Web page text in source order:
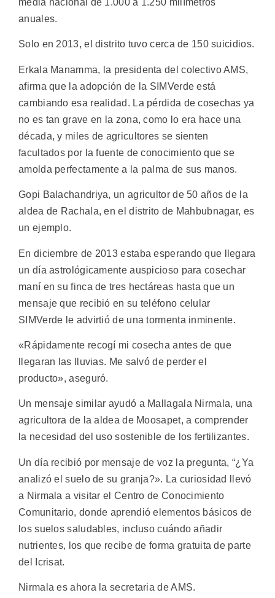
media nacional de 1.000 a 1.250 milímetros
anuales.
Solo en 2013, el distrito tuvo cerca de 150 suicidios.
Erkala Manamma, la presidenta del colectivo AMS,
afirma que la adopción de la SIMVerde está
cambiando esa realidad. La pérdida de cosechas ya
no es tan grave en la zona, como lo era hace una
década, y miles de agricultores se sienten
facultados por la fuente de conocimiento que se
amolda perfectamente a la palma de sus manos.
Gopi Balachandriya, un agricultor de 50 años de la
aldea de Rachala, en el distrito de Mahbubnagar, es
un ejemplo.
En diciembre de 2013 estaba esperando que llegara
un día astrológicamente auspicioso para cosechar
maní en su finca de tres hectáreas hasta que un
mensaje que recibió en su teléfono celular
SIMVerde le advirtió de una tormenta inminente.
«Rápidamente recogí mi cosecha antes de que
llegaran las lluvias. Me salvó de perder el
producto», aseguró.
Un mensaje similar ayudó a Mallagala Nirmala, una
agricultora de la aldea de Moosapet, a comprender
la necesidad del uso sostenible de los fertilizantes.
Un día recibió por mensaje de voz la pregunta, “¿Ya
analizó el suelo de su granja?». La curiosidad llevó
a Nirmala a visitar el Centro de Conocimiento
Comunitario, donde aprendió elementos básicos de
los suelos saludables, incluso cuándo añadir
nutrientes, los que recibe de forma gratuita de parte
del Icrisat.
Nirmala es ahora la secretaria de AMS.